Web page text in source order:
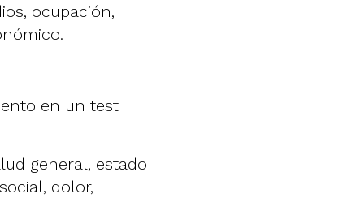
ocupación,
en un test
general, estado
dolor,